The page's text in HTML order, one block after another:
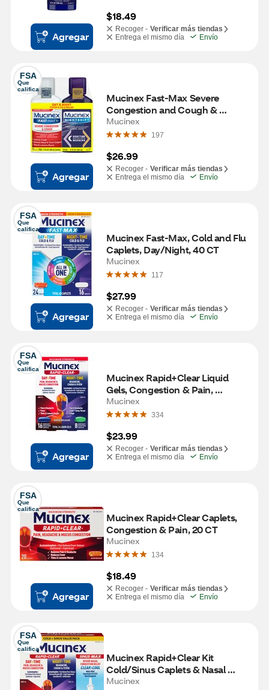
Agregar
$18.49
Recoger - Verificar más tiendas
Entrega el mismo día
Envío
FSA
Que
califica
Agregar
Mucinex Fast-Max Severe
Congestion and Cough &
Nightshift Cold and Flu Combo
Pack, 2 6 OZ bottles
Mucinex
197
$26.99
Recoger - Verificar más tiendas
Entrega el mismo día
Envío
FSA
Que
califica
Agregar
Mucinex Fast-Max, Cold and Flu
Caplets, Day/Night, 40 CT
Mucinex
117
$27.99
Recoger - Verificar más tiendas
Entrega el mismo día
Envío
FSA
Que
califica
Agregar
Mucinex Rapid+Clear Liquid
Gels, Congestion & Pain,
Day/Night, 24 CT
Mucinex
334
$23.99
Recoger - Verificar más tiendas
Entrega el mismo día
Envío
FSA
Que
califica
Agregar
Mucinex Rapid+Clear Caplets,
Congestion & Pain, 20 CT
Mucinex
134
$18.49
Recoger - Verificar más tiendas
Entrega el mismo día
Envío
FSA
Que
califica
Mucinex Rapid+Clear Kit
Cold/Sinus Caplets & Nasal
Spray, 20 CT + 0.75 OZ
Mucinex